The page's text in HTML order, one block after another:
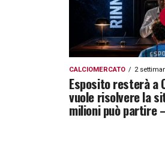
CALCIOMERCATO 2
Esposito resterà a
vuole risolvere la
milioni può partire